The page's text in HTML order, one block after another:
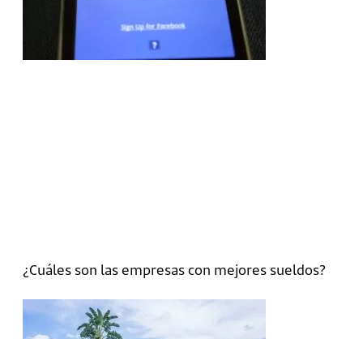
¿Cuáles son las empresas con mejores sueldos?